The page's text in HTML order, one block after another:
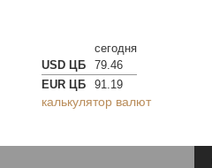
сегодня
USD ЦБ
79.46
EUR ЦБ
91.19
калькулятор валют